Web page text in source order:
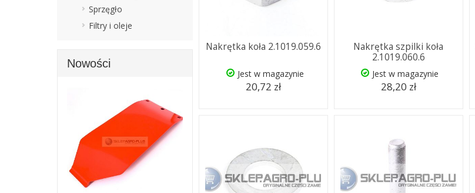
Nakrętka koła 2.1019.059.6
Jest w magazynie
20,72 zł
Nakrętka szpilki koła
2.1019.060.6
Jest w magazynie
28,20 zł
Sprzęgło
Filtry i oleje
Nowości